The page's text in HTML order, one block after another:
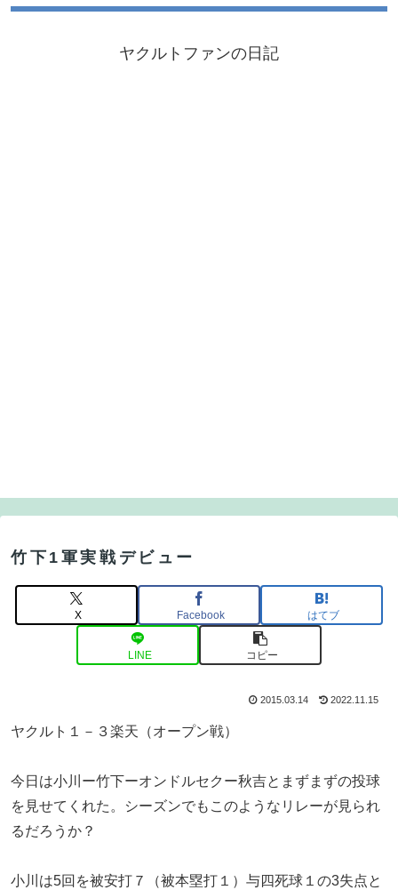
ヤクルトファンの日記
竹下1軍実戦デビュー
X Facebook はてブ
LINE コピー
2015.03.14 2022.11.15
ヤクルト１－３楽天（オープン戦）
今日は小川ー竹下ーオンドルセクー秋吉とまずまずの投球
を見せてくれた。シーズンでもこのようなリレーが見られ
るだろうか？
小川は5回を被安打７（被本塁打１）与四死球１の3失点と